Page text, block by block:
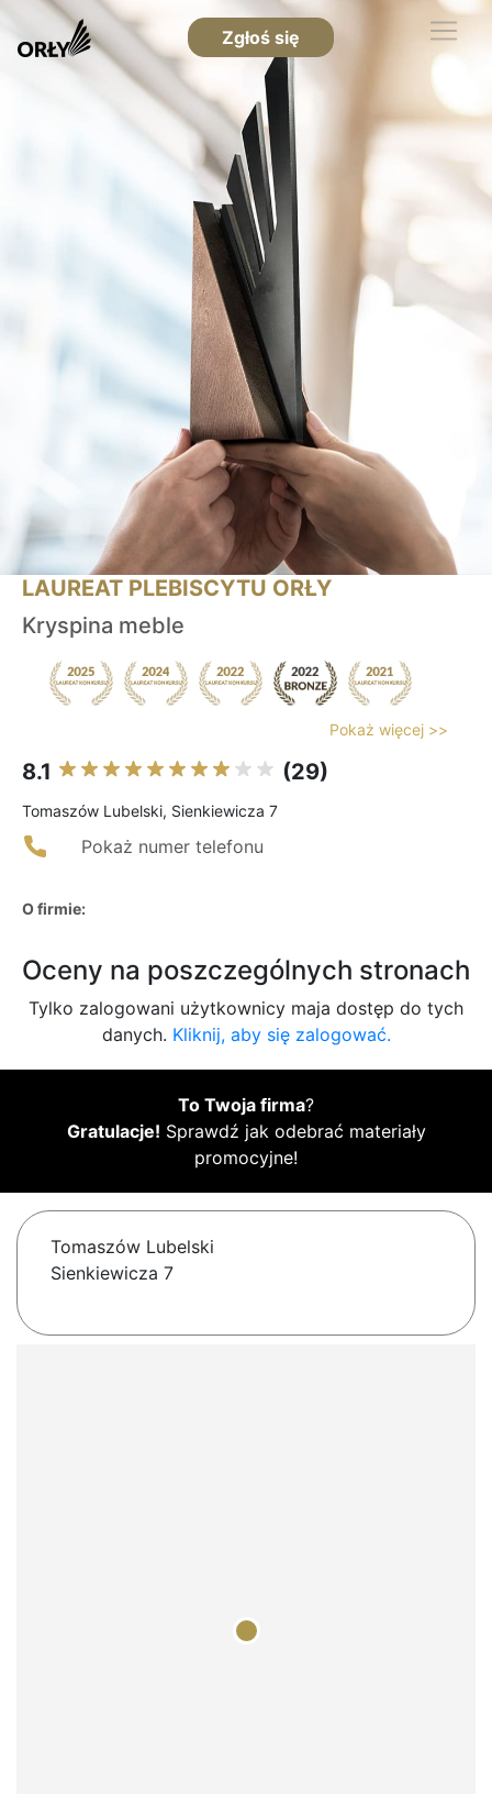
Zgłoś się
LAUREAT PLEBISCYTU ORŁY
Kryspina meble
Pokaż więcej >>
8.1 (29)
Tomaszów Lubelski, Sienkiewicza 7
Pokaż numer telefonu
O firmie:
Oceny na poszczególnych stronach
Tylko zalogowani użytkownicy maja dostęp do tych
danych. Kliknij, aby się zalogować.
To Twoja firma?
Gratulacje! Sprawdź jak odebrać materiały
promocyjne!
Tomaszów Lubelski
Sienkiewicza 7